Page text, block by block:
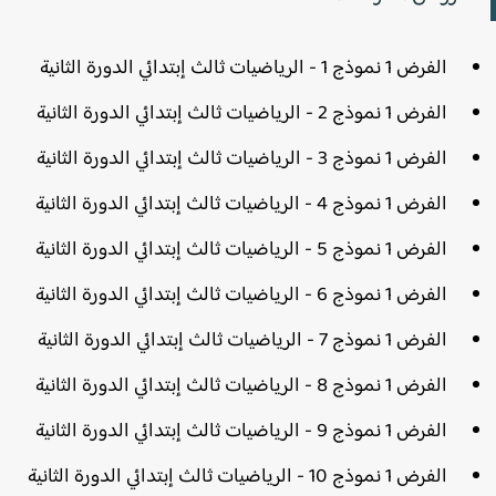
الفرض 1 نموذج 1 - الرياضيات ثالث إبتدائي الدورة الثانية
الفرض 1 نموذج 2 - الرياضيات ثالث إبتدائي الدورة الثانية
الفرض 1 نموذج 3 - الرياضيات ثالث إبتدائي الدورة الثانية
الفرض 1 نموذج 4 - الرياضيات ثالث إبتدائي الدورة الثانية
الفرض 1 نموذج 5 - الرياضيات ثالث إبتدائي الدورة الثانية
الفرض 1 نموذج 6 - الرياضيات ثالث إبتدائي الدورة الثانية
الفرض 1 نموذج 7 - الرياضيات ثالث إبتدائي الدورة الثانية
الفرض 1 نموذج 8 - الرياضيات ثالث إبتدائي الدورة الثانية
الفرض 1 نموذج 9 - الرياضيات ثالث إبتدائي الدورة الثانية
الفرض 1 نموذج 10 - الرياضيات ثالث إبتدائي الدورة الثانية